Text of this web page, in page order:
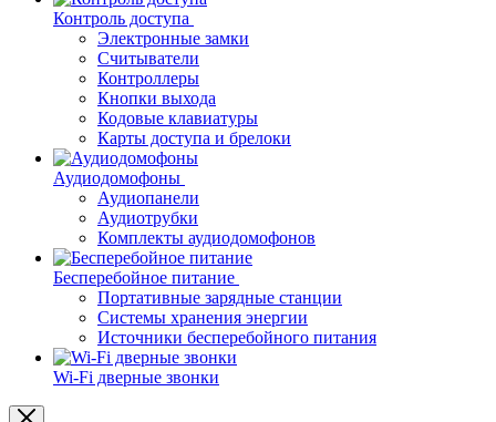
Контроль доступа
Электронные замки
Считыватели
Контроллеры
Кнопки выхода
Кодовые клавиатуры
Карты доступа и брелоки
Аудиодомофоны
Аудиопанели
Аудиотрубки
Комплекты аудиодомофонов
Бесперебойное питание
Портативные зарядные станции
Системы хранения энергии
Источники бесперебойного питания
Wi-Fi дверные звонки